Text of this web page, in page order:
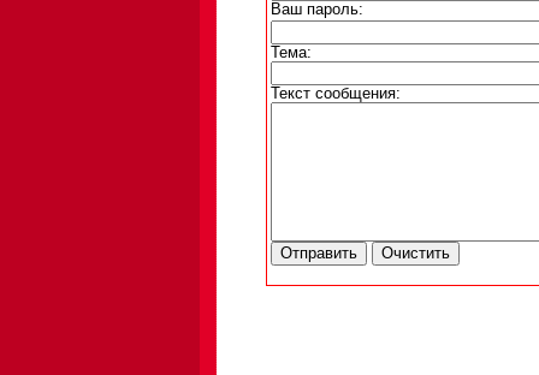
Ваш пароль:
Тема:
Текст сообщения: